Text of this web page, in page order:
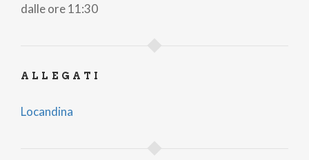
dalle ore 11:30
ALLEGATI
Locandina